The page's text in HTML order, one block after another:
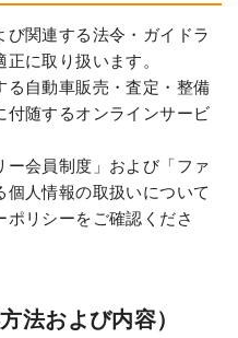
び関連する法令・ガイドラ
に取り扱います。
る自動車販売・査定・整備
付随するオンラインサービ
ー会員制度」および「ファ
個人情報の取扱いについて
ポリシーをご確認くださ
法および内容）